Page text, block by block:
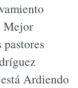
Mejor
Ardiendo